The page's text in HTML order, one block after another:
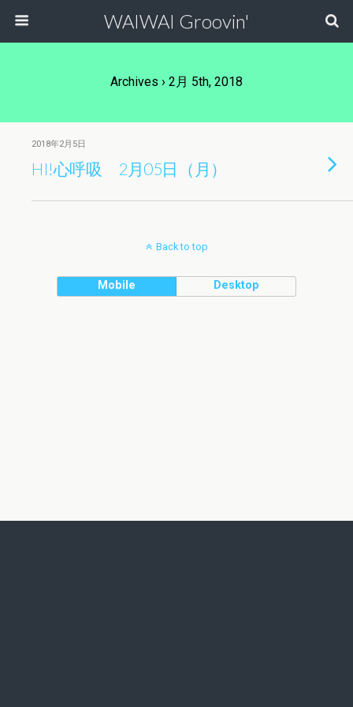
WAIWAI Groovin'
Archives › 2月 5th, 2018
2018年2月5日
HI!心呼吸 2月05日（月）
Back to top
Mobile Desktop